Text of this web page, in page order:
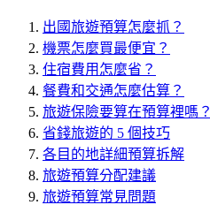
出國旅遊預算怎麼抓？
機票怎麼買最便宜？
住宿費用怎麼省？
餐費和交通怎麼估算？
旅遊保險要算在預算裡嗎？
省錢旅遊的 5 個技巧
各目的地詳細預算拆解
旅遊預算分配建議
旅遊預算常見問題